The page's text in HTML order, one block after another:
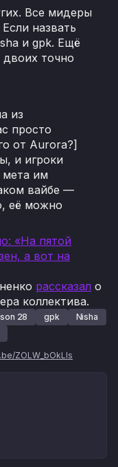
Все мидеры
назвать
и gpk. Ещё
точно
из
просто
от Aurora?]
и игроки
мета им
вайбе —
её можно
«На пятой
а вот на
рассказал о
коллектива.
28 gpk
Nisha
ZOLW_bOkLIs